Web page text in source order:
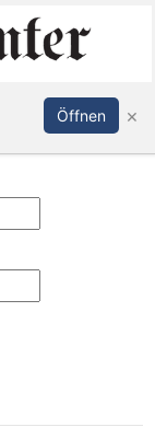
Anmelden
Öffnen ×